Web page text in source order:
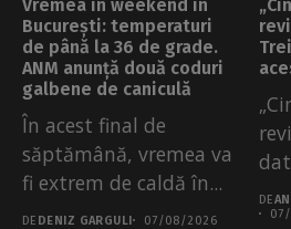
Vremea în weekend în
București: temperaturi
de până la 36 de grade.
ANM anunță două coduri
galbene de caniculă
În acest final de
săptămână, vremea va
fi extrem de caldă în...
DE DENIZ GARGULI 07/08/2026
DE